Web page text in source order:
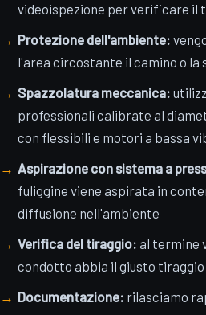
videoispezione per verificare il
Protezione dell'ambiente:
l'area circostante il camino o la
Spazzolatura meccanica:
professionali calibrate al
con flessibili e motori a bassa
Aspirazione con sistema a
fuliggine viene aspirata in
diffusione nell'ambiente
Verifica del tiraggio: al termine
condotto abbia il giusto tiraggio
Documentazione: rilasciamo